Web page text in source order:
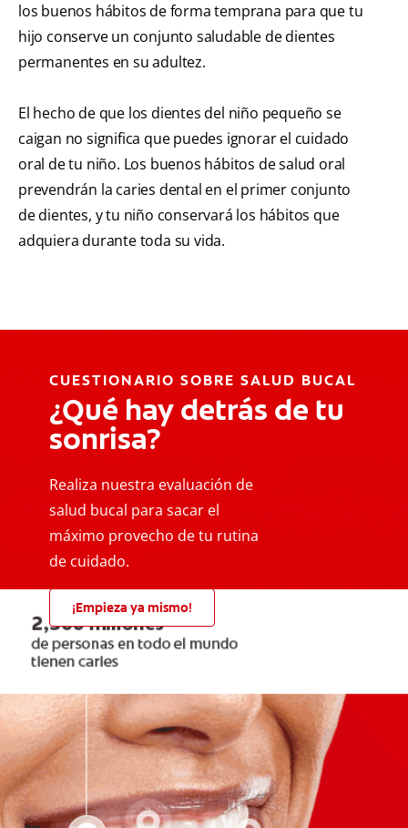
los buenos hábitos de forma temprana para que tu
hijo conserve un conjunto saludable de dientes
permanentes en su adultez.
El hecho de que los dientes del niño pequeño se
caigan no significa que puedes ignorar el cuidado
oral de tu niño. Los buenos hábitos de salud oral
prevendrán la caries dental en el primer conjunto
de dientes, y tu niño conservará los hábitos que
adquiera durante toda su vida.
CUESTIONARIO SOBRE SALUD BUCAL
¿Qué hay detrás de tu
sonrisa?
Realiza nuestra evaluación de
salud bucal para sacar el
máximo provecho de tu rutina
de cuidado.
¡Empieza ya mismo!